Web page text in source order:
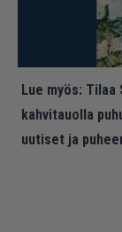
Lue myös: Tilaa
kahvitauolla
uutiset ja